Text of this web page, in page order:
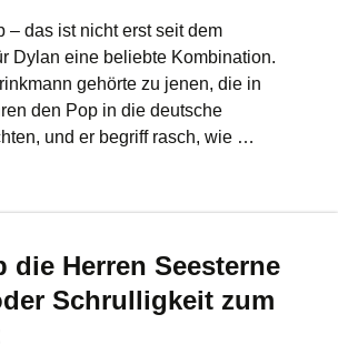
– das ist nicht erst seit dem
Dylan eine beliebte Kombination.
gehörte zu jenen, die in
den Pop in die deutsche
und er begriff rasch, wie …
die Herren Seesterne
Schrulligkeit zum